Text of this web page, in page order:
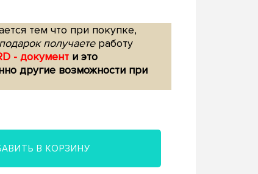
тем что при покупке,
получаетеработу
- документ и это
другие возможности при
В КОРЗИНУ